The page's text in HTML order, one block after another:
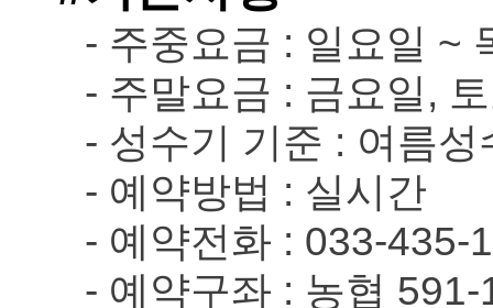
- 주중요금 : 일요일 ~
- 주말요금 : 금요일,
- 성수기 기준 : 여름
- 예약방법 : 실시간
- 예약전화 : 033-435-
- 예약구좌 : 농협